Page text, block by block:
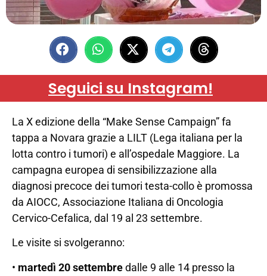
Seguici su Instagram!
La X edizione della “Make Sense Campaign” fa
tappa a Novara grazie a LILT (Lega italiana per la
lotta contro i tumori) e all’ospedale Maggiore. La
campagna europea di sensibilizzazione alla
diagnosi precoce dei tumori testa-collo è promossa
da AIOCC, Associazione Italiana di Oncologia
Cervico-Cefalica, dal 19 al 23 settembre.
Le visite si svolgeranno:
• martedì 20 settembredalle 9 alle 14 presso la